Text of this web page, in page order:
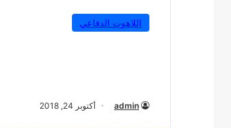
اللاهوت الدفاعي
admin أكتوبر 24, 2018